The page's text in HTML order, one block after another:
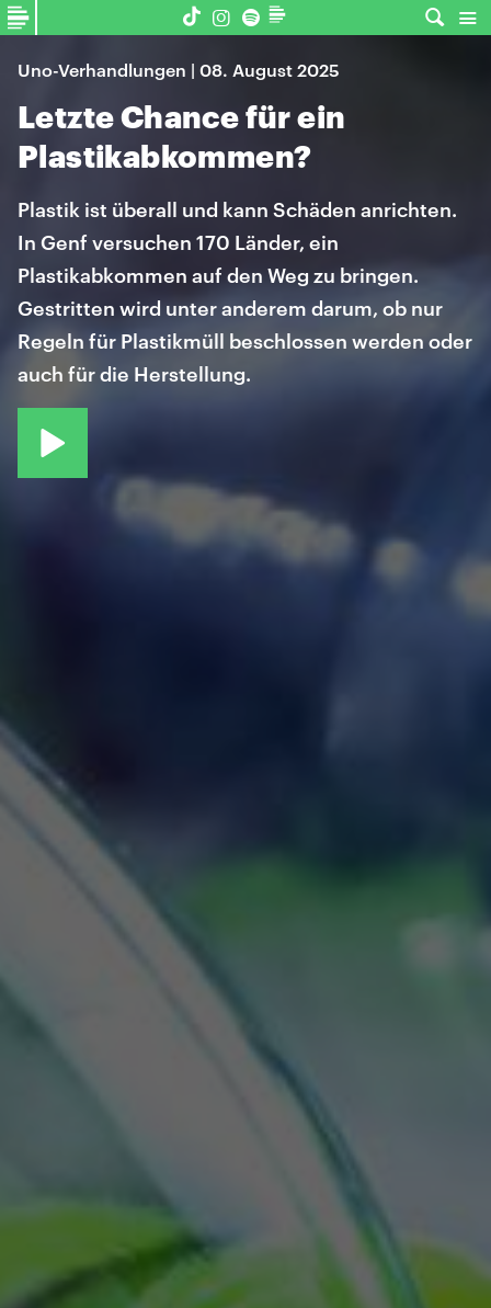
Uno-Verhandlungen | 08. August 2025
Letzte Chance für ein
Plastikabkommen?
Plastik ist überall und kann Schäden anrichten.
In Genf versuchen 170 Länder, ein
Plastikabkommen auf den Weg zu bringen.
Gestritten wird unter anderem darum, ob nur
Regeln für Plastikmüll beschlossen werden oder
auch für die Herstellung.